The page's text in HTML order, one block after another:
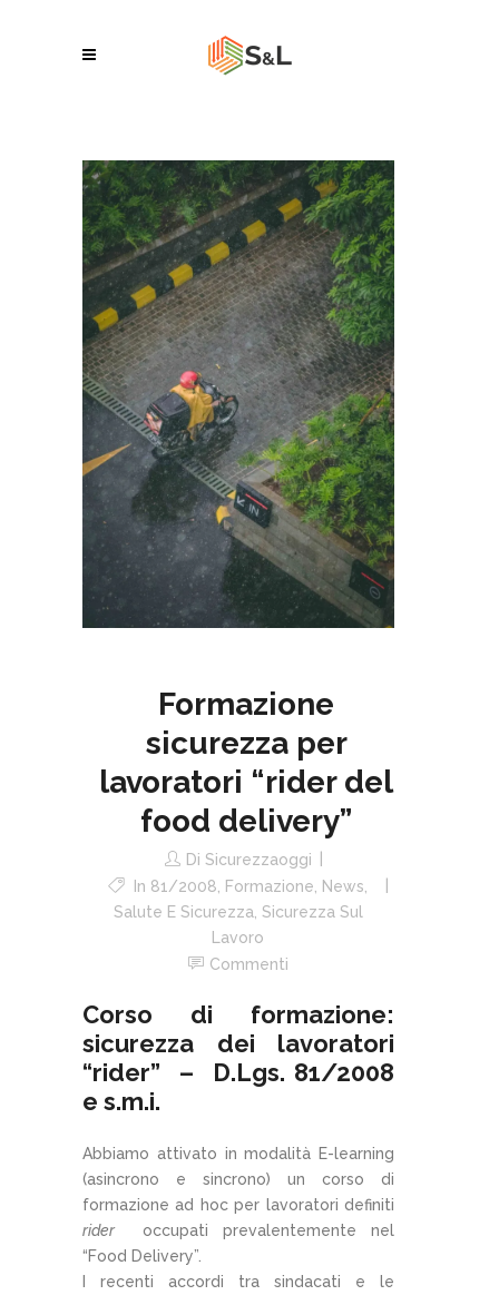
Formazione
sicurezza per
lavoratori “rider del
food delivery”
Di Sicurezzaoggi
In 81/2008 Formazione News
Salute E Sicurezza Sicurezza Sul
Lavoro
Commenti
Corso di formazione:
sicurezza dei lavoratori
“rider” – D.Lgs. 81/2008
e s.m.i.
Abbiamo attivato in modalità E-learning
(asincrono e sincrono) un corso di
formazione ad hoc per lavoratori definiti
rider
occupati prevalentemente nel
“Food Delivery”.
I recenti accordi tra sindacati e le